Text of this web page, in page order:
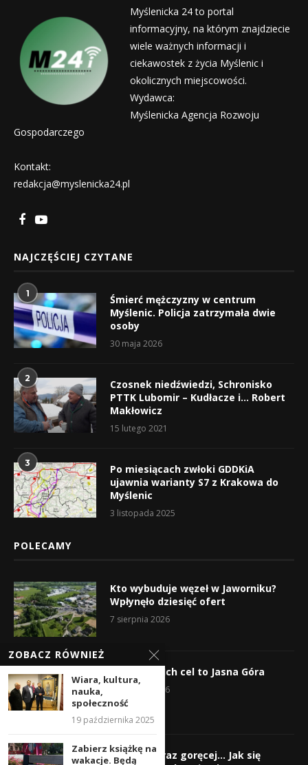
Myślenicka 24 to portal
informacyjny, na którym znajdziecie
wiele ważnych informacji i
ciekawostek z życia Myślenic i
okolicznych miejscowości.
Wydawca:
Myślenicka Agencja Rozwoju
Gospodarczego
Kontakt:
redakcja@myslenicka24.pl
NAJCZĘŚCIEJ CZYTANE
1
Śmierć mężczyzny w centrum
Myślenic. Policja zatrzymała dwie
osoby
30 maja 2026
2
Czosnek niedźwiedzi, Schronisko
PTTK Lubomir – Kudłacze i… Robert
Makłowicz
15 lutego 2021
3
Po miesiącach zwłoki GDDKiA
ujawnia warianty S7 z Krakowa do
Myślenic
3 listopada 2025
POLECAMY
Kto wybuduje węzeł w Jaworniku?
Wpłynęło dziesięć ofert
7 sierpnia 2026
Wyruszyli! Ich cel to Jasna Góra
5 sierpnia 2026
Gorąco, coraz goręcej… Jak się
ZOBACZ RÓWNIEŻ
Wiara, kultura,
nauka,
społeczność
19 października 2025
Zabierz książkę na
wakacje. Będą